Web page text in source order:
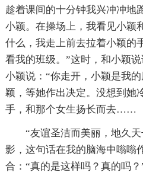
趁着课间的十分钟我兴冲冲地
小颖。在操场上，我看见小颖
什么，我走上前去拉着小颖的
看我的班级。”这时，和小颖
小颖说：“你走开，小颖是我
颖，等她作出决定。没想到她
手，和那个女生扬长而去……
“友谊圣洁而美丽，地久天
影，这句话在我的脑海中嗡嗡
合：“真的是这样吗？真的吗？